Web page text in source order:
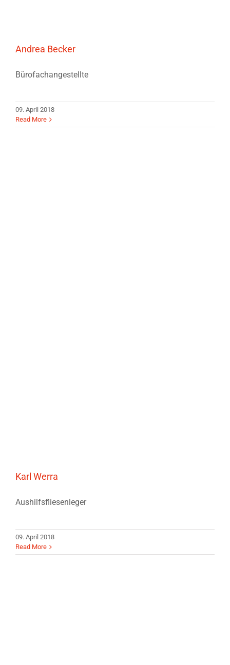
Andrea Becker
Bürofachangestellte
09. April 2018
Read More
Karl Werra
Aushilfsfliesenleger
09. April 2018
Read More